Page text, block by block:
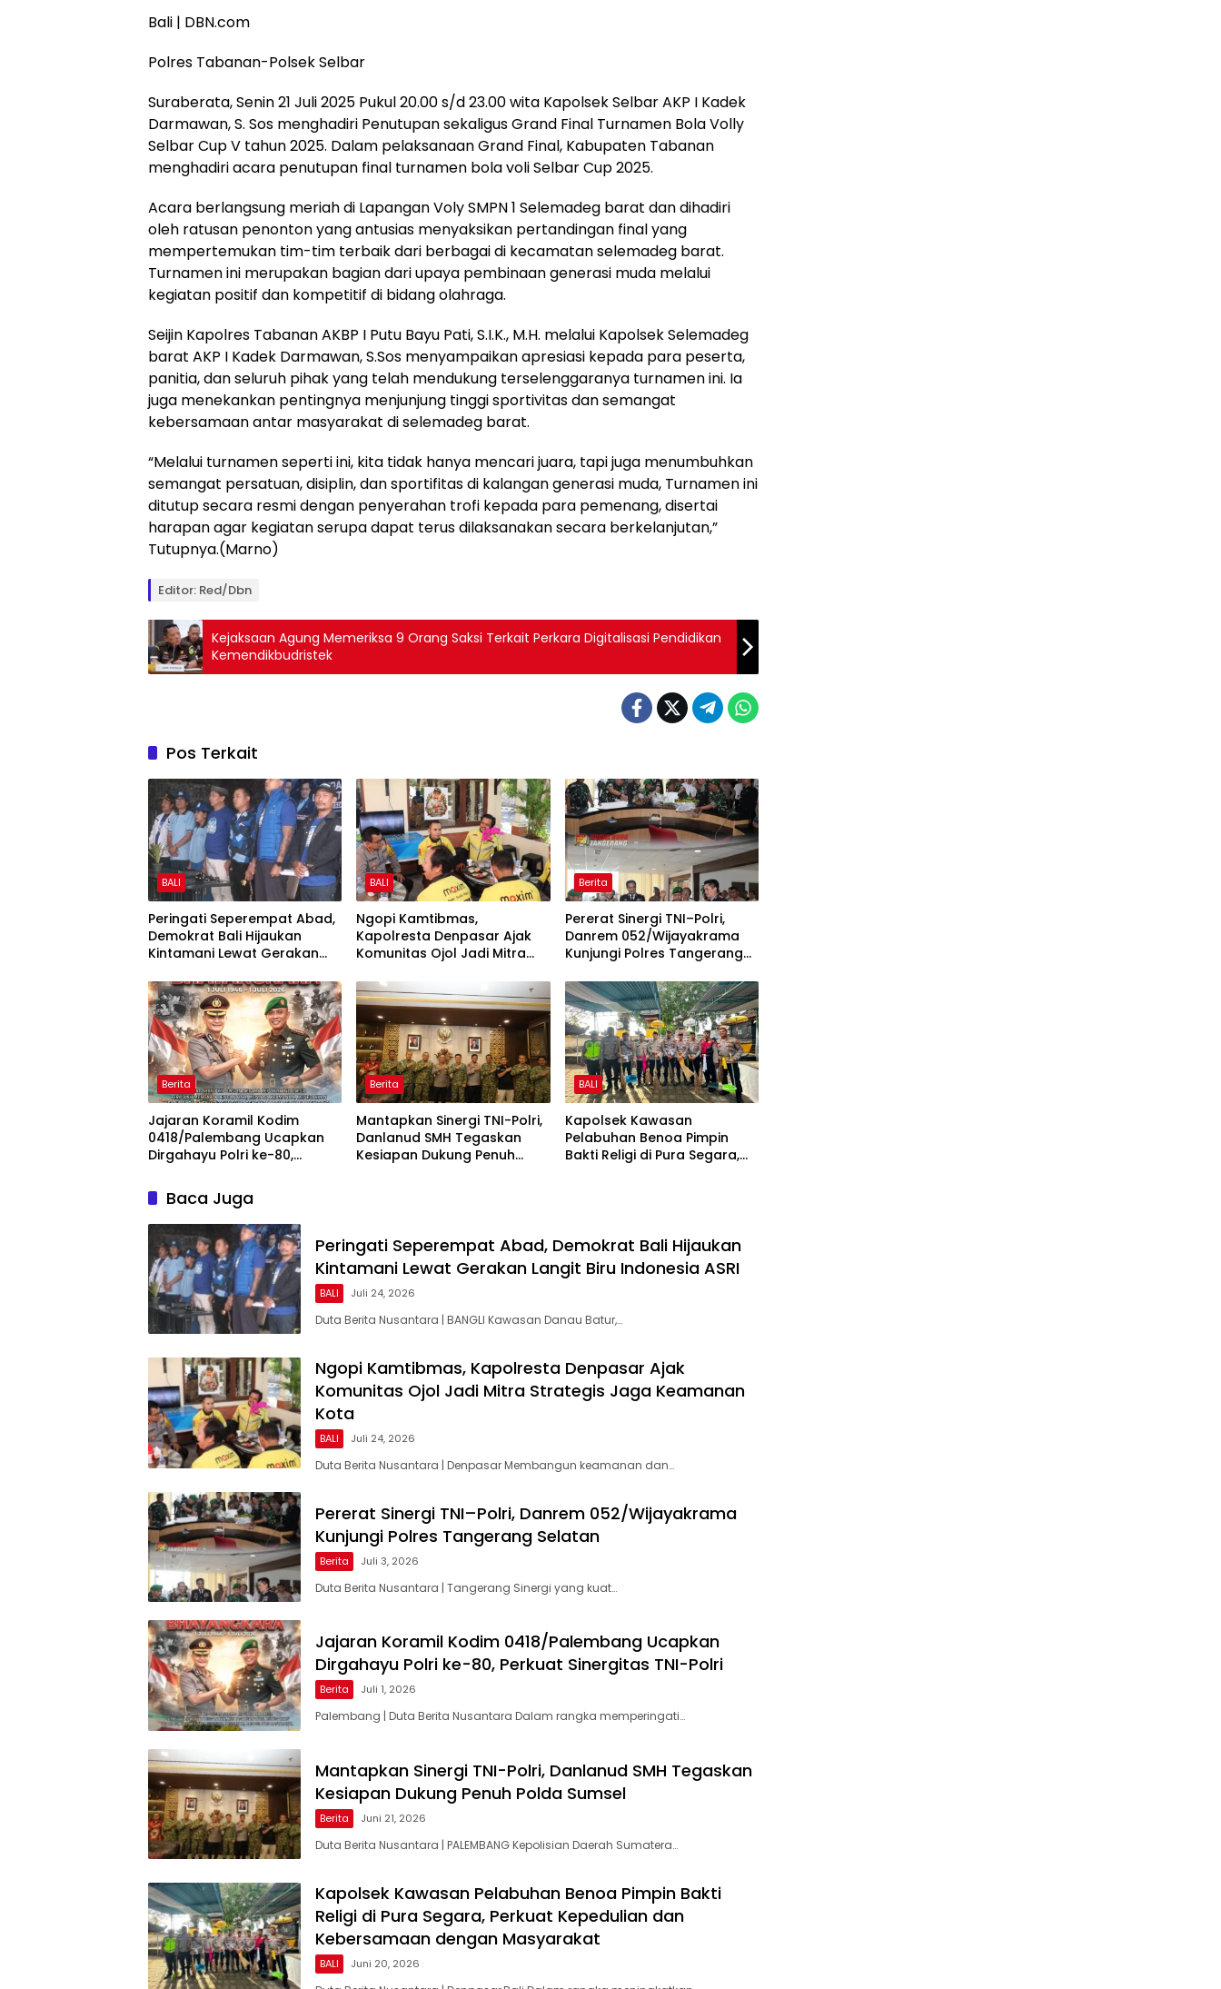
Bali | DBN.com
Polres Tabanan-Polsek Selbar
Suraberata, Senin 21 Juli 2025 Pukul 20.00 s/d 23.00 wita Kapolsek Selbar AKP I Kadek
Darmawan, S. Sos menghadiri Penutupan sekaligus Grand Final Turnamen Bola Volly
Selbar Cup V tahun 2025. Dalam pelaksanaan Grand Final, Kabupaten Tabanan
menghadiri acara penutupan final turnamen bola voli Selbar Cup 2025.
Acara berlangsung meriah di Lapangan Voly SMPN 1 Selemadeg barat dan dihadiri
oleh ratusan penonton yang antusias menyaksikan pertandingan final yang
mempertemukan tim-tim terbaik dari berbagai di kecamatan selemadeg barat.
Turnamen ini merupakan bagian dari upaya pembinaan generasi muda melalui
kegiatan positif dan kompetitif di bidang olahraga.
Seijin Kapolres Tabanan AKBP I Putu Bayu Pati, S.I.K., M.H. melalui Kapolsek Selemadeg
barat AKP I Kadek Darmawan, S.Sos menyampaikan apresiasi kepada para peserta,
panitia, dan seluruh pihak yang telah mendukung terselenggaranya turnamen ini. Ia
juga menekankan pentingnya menjunjung tinggi sportivitas dan semangat
kebersamaan antar masyarakat di selemadeg barat.
“Melalui turnamen seperti ini, kita tidak hanya mencari juara, tapi juga menumbuhkan
semangat persatuan, disiplin, dan sportifitas di kalangan generasi muda, Turnamen ini
ditutup secara resmi dengan penyerahan trofi kepada para pemenang, disertai
harapan agar kegiatan serupa dapat terus dilaksanakan secara berkelanjutan,”
Tutupnya.(Marno)
Editor: Red/dbn
Kejaksaan Agung Memeriksa 9 Orang Saksi Terkait Perkara Digitalisasi Pendidikan
Kemendikbudristek
Pos Terkait
BALI
Peringati Seperempat Abad,
Demokrat Bali Hijaukan
Kintamani Lewat Gerakan
BALI
Ngopi Kamtibmas,
Kapolresta Denpasar Ajak
Komunitas Ojol Jadi Mitra
Kota
Berita
Pererat Sinergi TNI–Polri,
Danrem 052/Wijayakrama
Kunjungi Polres Tangerang
Berita
Jajaran Koramil Kodim
0418/Palembang Ucapkan
Dirgahayu Polri ke-80,
Berita
Mantapkan Sinergi TNI-Polri,
Danlanud SMH Tegaskan
Kesiapan Dukung Penuh
BALI
Kapolsek Kawasan
Pelabuhan Benoa Pimpin
Bakti Religi di Pura Segara,
Baca Juga
Peringati Seperempat Abad, Demokrat Bali Hijaukan
Kintamani Lewat Gerakan Langit Biru Indonesia ASRI
BALI Juli 24, 2026
Duta Berita Nusantara | BANGLI Kawasan Danau Batur,…
Ngopi Kamtibmas, Kapolresta Denpasar Ajak
Komunitas Ojol Jadi Mitra Strategis Jaga Keamanan
Kota
BALI Juli 24, 2026
Duta Berita Nusantara | Denpasar Membangun keamanan dan…
Pererat Sinergi TNI–Polri, Danrem 052/Wijayakrama
Kunjungi Polres Tangerang Selatan
Berita Juli 3, 2026
Duta Berita Nusantara | Tangerang Sinergi yang kuat…
Jajaran Koramil Kodim 0418/Palembang Ucapkan
Dirgahayu Polri ke-80, Perkuat Sinergitas TNI-Polri
Berita Juli 1, 2026
Palembang | Duta Berita Nusantara Dalam rangka memperingati…
Mantapkan Sinergi TNI-Polri, Danlanud SMH Tegaskan
Kesiapan Dukung Penuh Polda Sumsel
Berita Juni 21, 2026
Duta Berita Nusantara | PALEMBANG Kepolisian Daerah Sumatera…
Kapolsek Kawasan Pelabuhan Benoa Pimpin Bakti
Religi di Pura Segara, Perkuat Kepedulian dan
Kebersamaan dengan Masyarakat
BALI Juni 20, 2026